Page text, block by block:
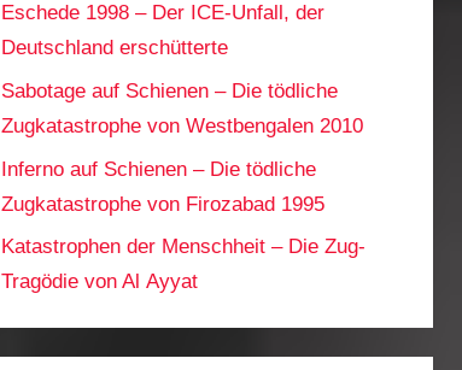
Eschede 1998 – Der ICE‑Unfall, der
Deutschland erschütterte
Sabotage auf Schienen – Die tödliche
Zugkatastrophe von Westbengalen 2010
Inferno auf Schienen – Die tödliche
Zugkatastrophe von Firozabad 1995
Katastrophen der Menschheit – Die Zug-
Tragödie von Al Ayyat